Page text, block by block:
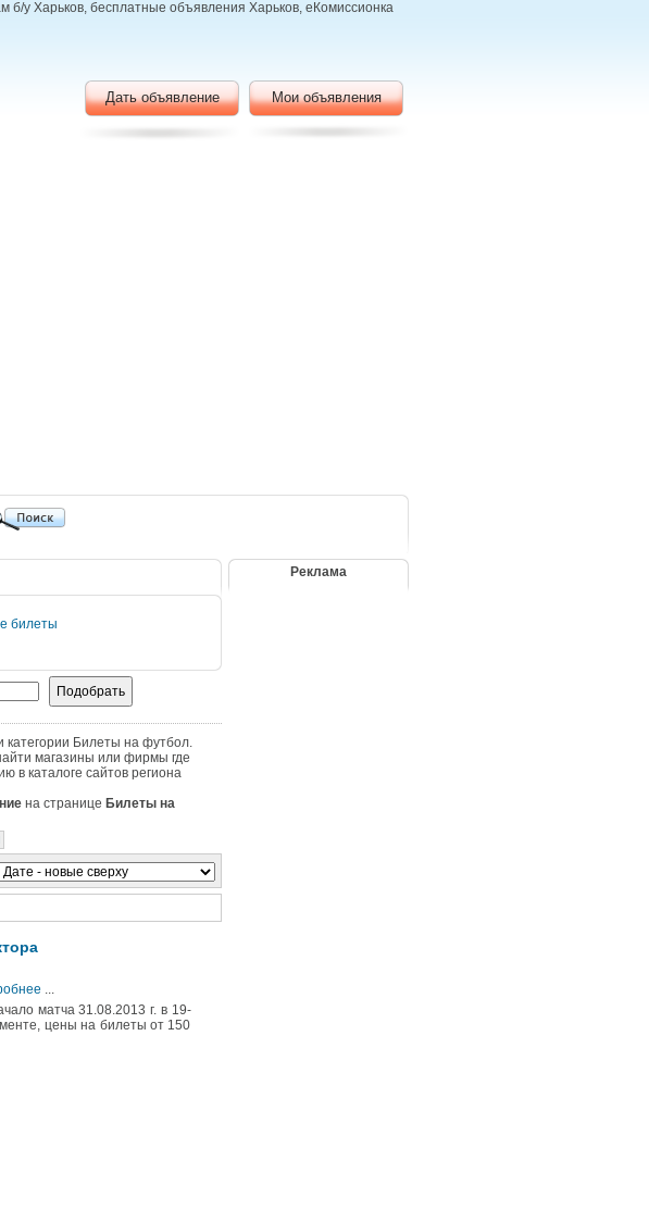
у Харьков, бесплатные объявления Харьков, еКомиссионка
Дать объявление Мои объявления
билеты
категории Билеты на футбол.
магазины или фирмы где
в каталоге сайтов региона
на странице Билеты на
...
матча 31.08.2013 г. в 19-
цены на билеты от 150
Реклама